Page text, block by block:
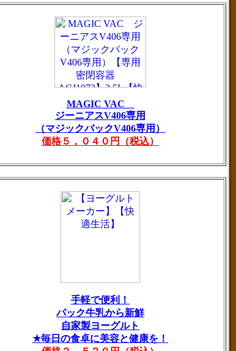
MAGIC VAC
ジーニアスV406専用
（マジックバックV406専用）
価格５，０４０円（税込）
手軽で便利！
パック牛乳から新鮮
自家製ヨーグルト
★毎日の食卓に美容と健康を！